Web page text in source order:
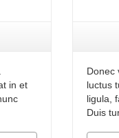
in et
Donec
luctus
ligula,
Duis